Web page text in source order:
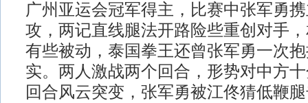
广州亚运会冠军得主，比赛中张军勇
攻，两记直线腿法开路险些重创对手
有些被动，泰国拳王还曾张军勇一次
实。两人激战两个回合，形势对中方
回合风云突变，张军勇被江佟猜低鞭